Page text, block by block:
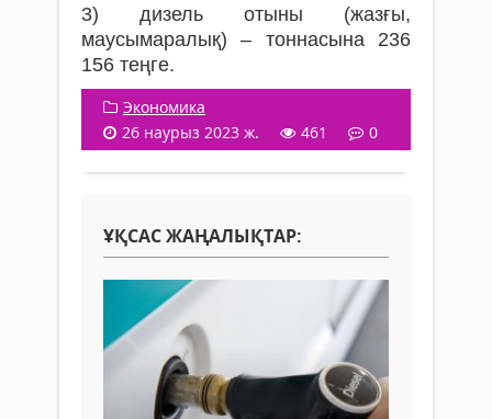
3) дизель отыны (жазғы,
маусымаралық) – тоннасына 236
156 теңге.
Экономика
26 наурыз 2023 ж.
461 0
ҰҚСАС ЖАҢАЛЫҚТАР: